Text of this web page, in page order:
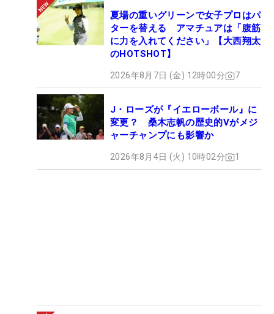
夏場の重いグリーンで女子プロはパ
ターを替える アマチュアは「腹筋
に力を入れてください」【大西翔太
のHOTSHOT】
2026年8月7日 (金) 12時00分 7
J・ローズが『イエローボール』に
変更？ 桑木志帆の歴史的Vがメジ
ャーチャンプにも影響か
2026年8月4日 (火) 10時02分 1